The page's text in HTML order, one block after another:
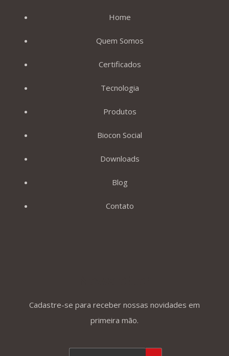
Home
Quem Somos
Certificados
Tecnologia
Produtos
Biocon Social
Downloads
Blog
Contato
Cadastre-se para receber nossas novidades em
primeira mão.